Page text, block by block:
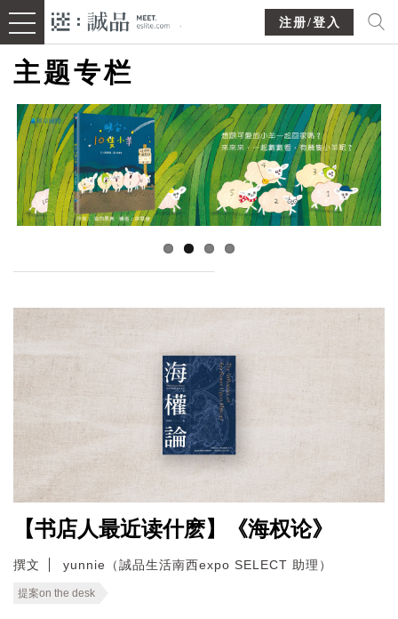
注册/登入
主题专栏
【书店人最近读什麽】《海权论》
撰文 yunnie（誠品生活南西expo SELECT 助理）
提案on the desk